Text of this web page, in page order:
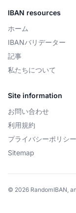
IBAN resources
ホーム
IBANバリデーター
記事
私たちについて
Site information
お問い合わせ
利用規約
プライバシーポリシー
Sitemap
© 2026 RandomIBAN,